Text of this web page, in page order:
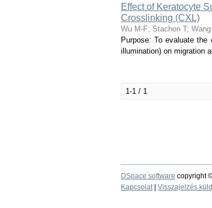
Effect of Keratocyte
Crosslinking (CXL)
Wu M-F; Stachon T;
Purpose: To evaluate
illumination) on migration
1-1 / 1
DSpace software copyright
Kapcsolat| Visszajelzés